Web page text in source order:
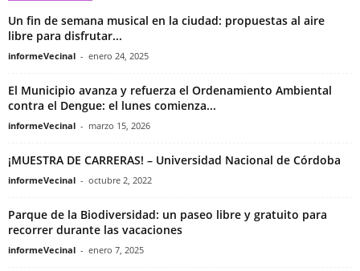
Un fin de semana musical en la ciudad: propuestas al aire
libre para disfrutar...
informeVecinal - enero 24, 2025
El Municipio avanza y refuerza el Ordenamiento Ambiental
contra el Dengue: el lunes comienza...
informeVecinal - marzo 15, 2026
¡MUESTRA DE CARRERAS! – Universidad Nacional de Córdoba
informeVecinal - octubre 2, 2022
Parque de la Biodiversidad: un paseo libre y gratuito para
recorrer durante las vacaciones
informeVecinal - enero 7, 2025